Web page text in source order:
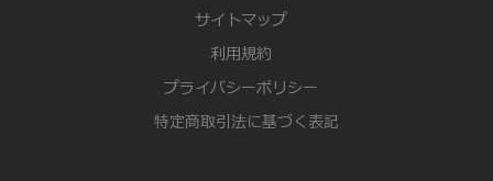
サイトマップ
利用規約
プライバシーポリシー
特定商取引法に基づく表記